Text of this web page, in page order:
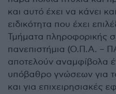
και αυτό έχει να κάνει
ειδικότητα που έχει
Τμήματα πληροφορικής
πανεπιστήμια (Ο.Π.Α. –
αποτελούν αναμφίβολα
υπόβαθρο γνώσεων για
και για επιχειρησιακές